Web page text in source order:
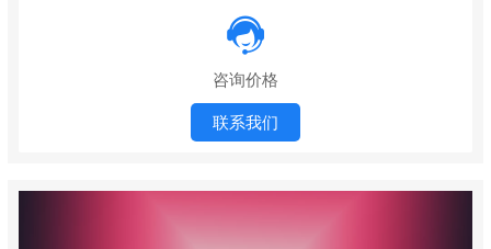
咨询价格
联系我们